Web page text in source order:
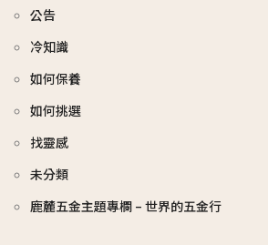
公告
冷知識
如何保養
如何挑選
找靈感
未分類
鹿麓五金主題專欄 – 世界的五金行